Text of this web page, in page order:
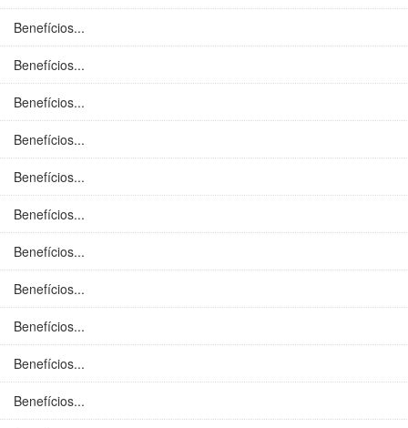
Benefícios...
Benefícios...
Benefícios...
Benefícios...
Benefícios...
Benefícios...
Benefícios...
Benefícios...
Benefícios...
Benefícios...
Benefícios...